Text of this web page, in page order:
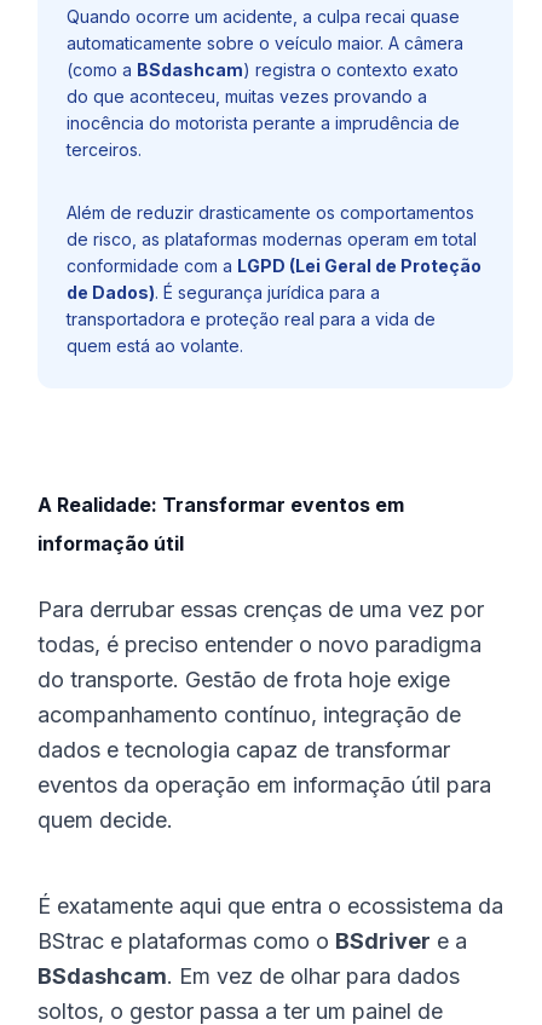
Quando ocorre um acidente, a culpa recai quase
automaticamente sobre o veículo maior. A câmera
(como a BSdashcam) registra o contexto exato
do que aconteceu, muitas vezes provando a
inocência do motorista perante a imprudência de
terceiros.
Além de reduzir drasticamente os comportamentos
de risco, as plataformas modernas operam em total
conformidade com a LGPD (Lei Geral de Proteção
de Dados). É segurança jurídica para a
transportadora e proteção real para a vida de
quem está ao volante.
A Realidade: Transformar eventos em
informação útil
Para derrubar essas crenças de uma vez por
todas, é preciso entender o novo paradigma
do transporte. Gestão de frota hoje exige
acompanhamento contínuo, integração de
dados e tecnologia capaz de transformar
eventos da operação em informação útil para
quem decide.
É exatamente aqui que entra o ecossistema da
BStrac e plataformas como o BSdriver e a
BSdashcam. Em vez de olhar para dados
soltos, o gestor passa a ter um painel de